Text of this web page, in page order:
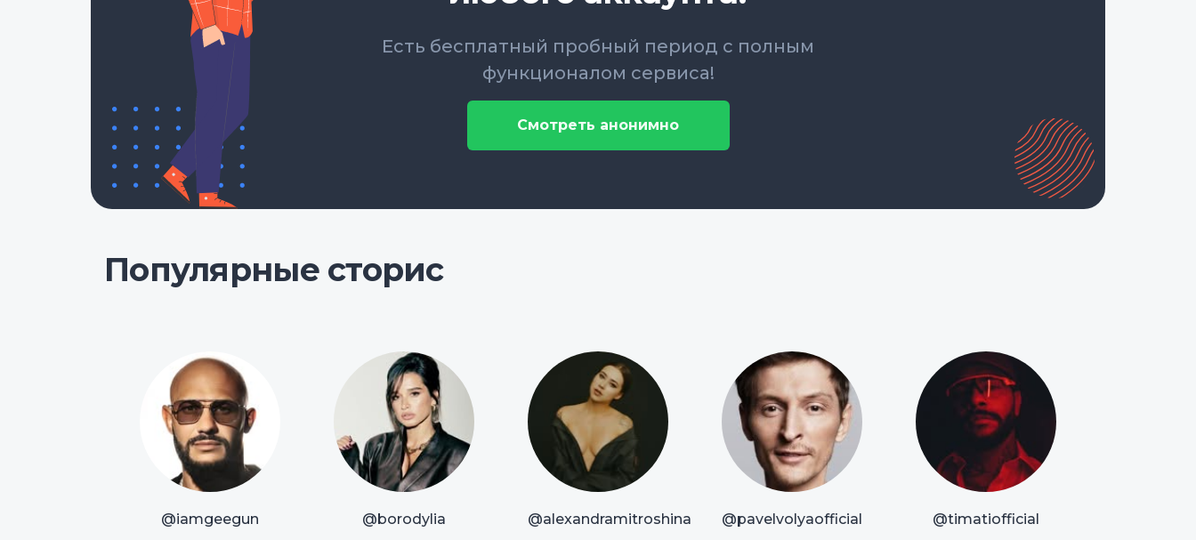
Есть бесплатный пробный период с полным
функционалом сервиса!
Смотреть анонимно
Популярные сторис
@iamgeegun @borodylia @alexandramitroshina @pavelvolyaofficial @timatiofficial